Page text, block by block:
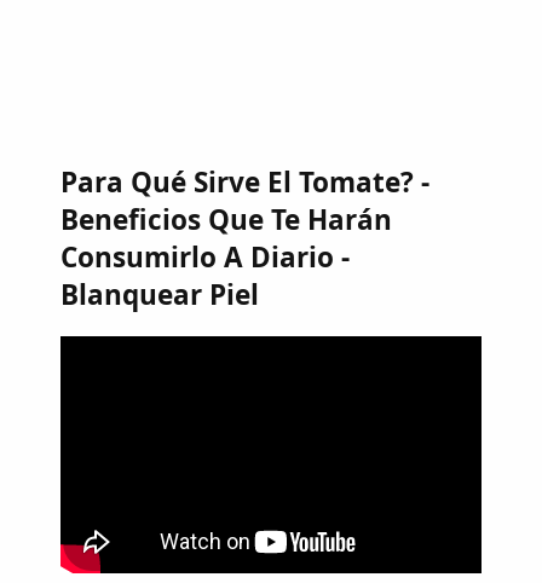
Para Qué Sirve El Tomate? -
Beneficios Que Te Harán
Consumirlo A Diario -
Blanquear Piel